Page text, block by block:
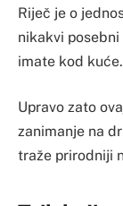
Riječ je o
nikakvi
imate kod kuće.
Upravo zato
zanimanje na
traže prirodniji